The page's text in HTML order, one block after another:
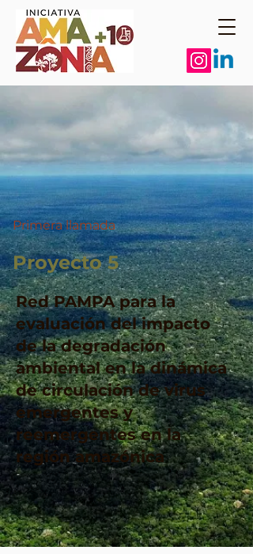
Primera llamada
Proyecto 5
Red PAMPA para la
evaluación del impacto
de la degradación
ambiental en la dinámica
de circulación de virus
emergentes y
reemergentes en la
región amazónica